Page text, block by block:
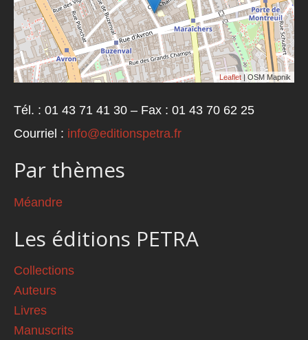
Leaflet | OSM Mapnik
Tél. : 01 43 71 41 30 – Fax : 01 43 70 62 25
Courriel : info@editionspetra.fr
Par thèmes
Méandre
Les éditions PETRA
Collections
Auteurs
Livres
Manuscrits